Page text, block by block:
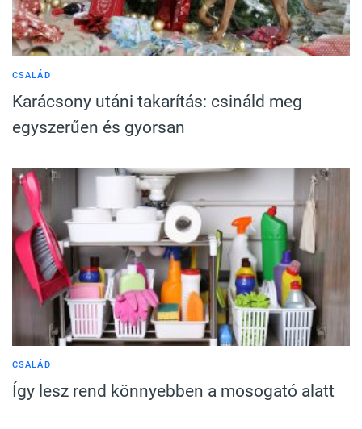
CSALÁD
Karácsony utáni takarítás: csináld meg
egyszerűen és gyorsan
CSALÁD
Így lesz rend könnyebben a mosogató alatt